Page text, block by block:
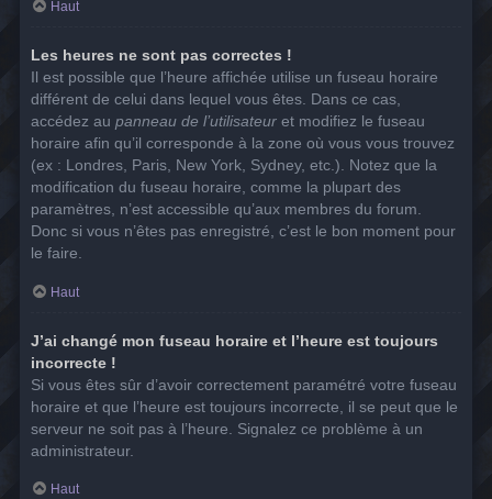
Haut
Les heures ne sont pas correctes !
Il est possible que l’heure affichée utilise un fuseau horaire
différent de celui dans lequel vous êtes. Dans ce cas,
accédez au panneau de l’utilisateur et modifiez le fuseau
horaire afin qu’il corresponde à la zone où vous vous trouvez
(ex : Londres, Paris, New York, Sydney, etc.). Notez que la
modification du fuseau horaire, comme la plupart des
paramètres, n’est accessible qu’aux membres du forum.
Donc si vous n’êtes pas enregistré, c’est le bon moment pour
le faire.
Haut
J’ai changé mon fuseau horaire et l’heure est toujours
incorrecte !
Si vous êtes sûr d’avoir correctement paramétré votre fuseau
horaire et que l’heure est toujours incorrecte, il se peut que le
serveur ne soit pas à l’heure. Signalez ce problème à un
administrateur.
Haut